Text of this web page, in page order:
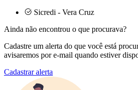
Sicredi - Vera Cruz
Ainda não encontrou o que procurava?
Cadastre um alerta do que você está
avisaremos por e-mail quando estiver
Cadastrar alerta